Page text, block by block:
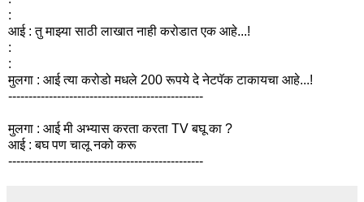
:
आई : तु माझ्या साठी लाखात नाही करोडात एक आहे...!
:
:
मुलगा : आई त्या करोडो मधले 200 रूपये दे नेटपॅक टाकायचा आहे...!
------------------------------------------------
मुलगा : आई मी अभ्यास करता करता TV बघू का ?
आई : बघ पण चालू नको करू
------------------------------------------------